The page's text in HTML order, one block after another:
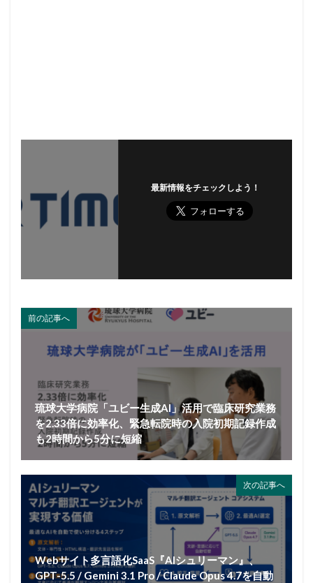
最新情報をチェックしよう！
前の記事へ
琉球大学病院「ユビー生成AI」活用で臨床研究業務
を2.33倍に効率化、緊急転院時の入院初期記録作成
も2時間から5分に短縮
次の記事へ
Webサイト多言語化SaaS『AIシュリーマン』、
GPT-5.5 / Gemini 3.1 Pro / Claude Opus 4.7を自動